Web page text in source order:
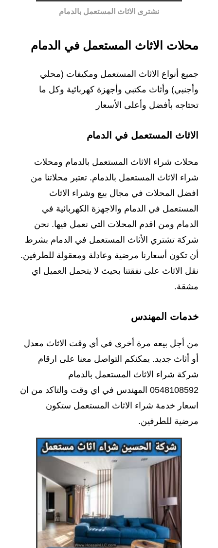
نشترى الاثاث المستعمل بالدمام
محلات الاثاث المستعمل في الدمام
جميع أنواع الاثاث المستعمل ومكيفات (محلي
وأجنبي) وأثاث مكتبي وأجهزة كهربائية وكل ما
تحتاجه بأفضل وأعلى الأسعار
الاثاث المستعمل في الدمام
محلات شراء الاثاث المستعمل بالدمام ومحلات
شراء الاثاث المستعمل بالدمام. تعتبر محلاتنا من
افضل المحلات في مجال بيع وشراء الاثاث
المستعمل في الدمام والاجهزة الكهربائية في
الدمام ومن اقدم المحلات التي نعمل فيها. نحن
شركة تشتري الأثاث المستعمل في الدمام بشرط
أن تكون أسعارنا مرضية وعادلة ومعقولة للطرفين.
نقل الاثاث على نفقتنا بحيث لا يتحمل العميل اي
مشقة.
خدمات المهندس
من أجل بيعه مرة أخرى في أي وقت الاثاث معدل
أو أثاث جديد. يمكنكم التواصل معنا على ارقام
شركة شراء الاثاث المستعمل بالدمام
0548108592 المهندس في اي وقت والتاكد من ان
اسعار خدمة شراء الاثاث المستعمل ستكون
مرضية للطرفين.